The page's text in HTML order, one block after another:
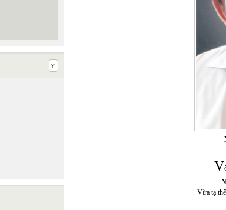
V
Vừa tạ